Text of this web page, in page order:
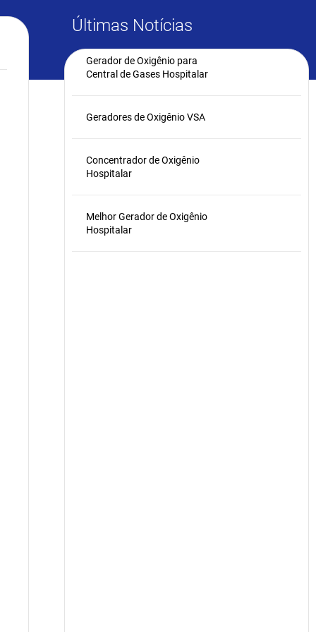
Últimas Notícias
Gerador de Oxigênio para
Central de Gases Hospitalar
Geradores de Oxigênio VSA
Concentrador de Oxigênio
Hospitalar
Melhor Gerador de Oxigênio
Hospitalar